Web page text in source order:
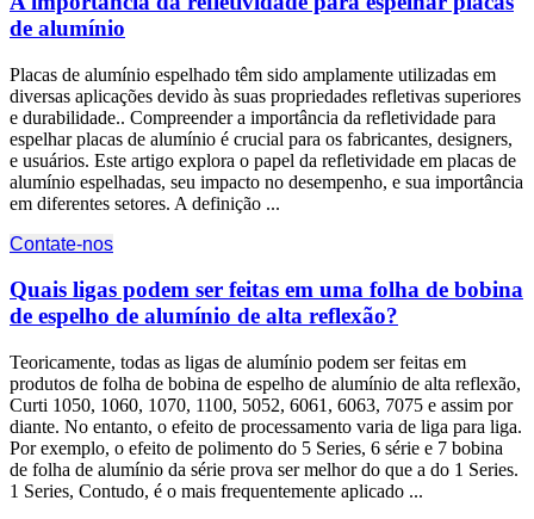
de alumínio
Placas de alumínio espelhado têm sido amplamente utilizadas em
diversas aplicações devido às suas propriedades refletivas superiores
e durabilidade.. Compreender a importância da refletividade para
espelhar placas de alumínio é crucial para os fabricantes, designers,
e usuários. Este artigo explora o papel da refletividade em placas de
alumínio espelhadas, seu impacto no desempenho, e sua importância
em diferentes setores. A definição ...
Contate-nos
Quais ligas podem ser feitas em uma folha de bobina
de espelho de alumínio de alta reflexão?
Teoricamente, todas as ligas de alumínio podem ser feitas em
produtos de folha de bobina de espelho de alumínio de alta reflexão,
Curti 1050, 1060, 1070, 1100, 5052, 6061, 6063, 7075 e assim por
diante. No entanto, o efeito de processamento varia de liga para liga.
Por exemplo, o efeito de polimento do 5 Series, 6 série e 7 bobina
de folha de alumínio da série prova ser melhor do que a do 1 Series.
1 Series, Contudo, é o mais frequentemente aplicado ...